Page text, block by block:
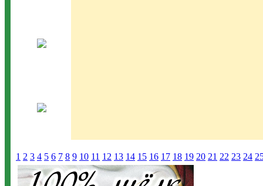
1 2 3 4 5 6 7 8 9 10 11 12 13 14 15 16 17 18 19 20 21 22 23 24